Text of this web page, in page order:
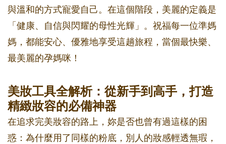
與溫和的方式寵愛自己。在這個階段，美麗的定義是
「健康、自信與閃耀的母性光輝」。祝福每一位準媽
媽，都能安心、優雅地享受這趟旅程，當個最快樂、
最美麗的孕媽咪！
美妝工具全解析：從新手到高手，打造
精緻妝容的必備神器
在追求完美妝容的路上，妳是否也曾有過這樣的困
惑：為什麼用了同樣的粉底，別人的妝感輕透無瑕，